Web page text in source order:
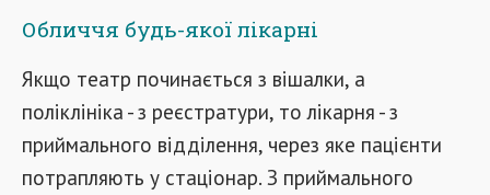
Обличчя будь-якої лікарні
Якщо театр починається з вішалки, а
поліклініка - з реєстратури, то лікарня - з
приймального відділення, через яке пацієнти
потрапляють у стаціонар. З приймального